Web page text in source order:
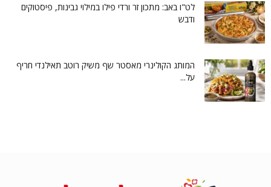
לט"ו באב: מתכון זר ורדי פילו במילוי גבינות, פיסטוקים
ודבש
המותג הקולינרי מאסטר שף משיק רוטב תאילנדי חריף
על...